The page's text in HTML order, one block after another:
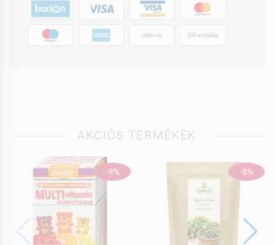
Utánvét Előre utalás
AKCIÓS TERMÉKEK
-9% -8%